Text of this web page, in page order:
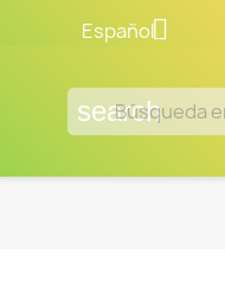
Español
search